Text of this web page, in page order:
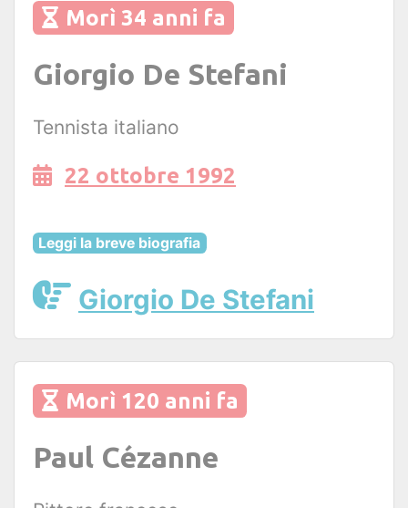
Morì 34 anni fa
Giorgio De Stefani
Tennista italiano
22 ottobre 1992
Leggi la breve biografia
Giorgio De Stefani
Morì 120 anni fa
Paul Cézanne